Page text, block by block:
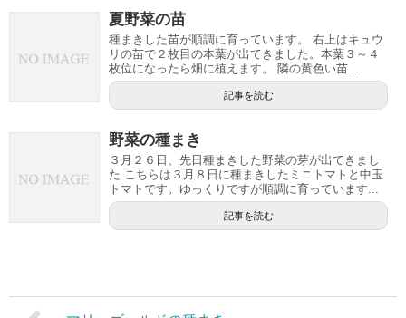
夏野菜の苗
種まきした苗が順調に育っています。 右上はキュウ
リの苗で２枚目の本葉が出てきました。本葉３～４
枚位になったら畑に植えます。 隣の黄色い苗...
記事を読む
野菜の種まき
３月２６日、先日種まきした野菜の芽が出てきまし
た こちらは３月８日に種まきしたミニトマトと中玉
トマトです。ゆっくりですが順調に育っています...
記事を読む